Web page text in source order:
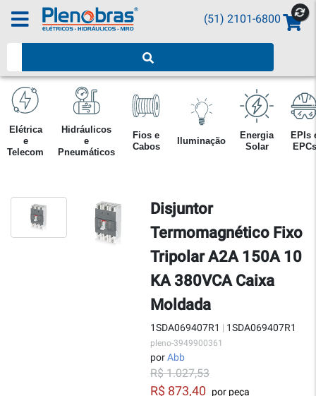
(51) 2101-6800
Elétrica
e
Telecom
Hidráulicos
e
Pneumáticos
Fios e
Cabos
Iluminação
Energia
Solar
EPIs
EPCs
Disjuntor
Termomagnético Fixo
Tripolar A2A 150A 10
KA 380VCA Caixa
Moldada
1SDA069407R1 | 1SDA069407R1
pleno-3949900361
porAbb
R$ 1.027,53
R$ 873,40 por peça